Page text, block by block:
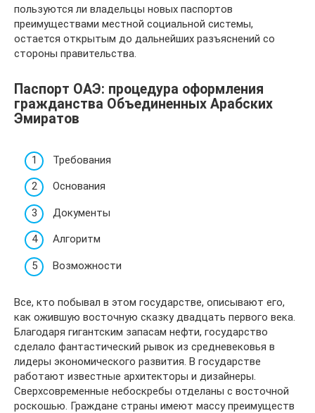
пользуются ли владельцы новых паспортов
преимуществами местной социальной системы,
остается открытым до дальнейших разъяснений со
стороны правительства.
Паспорт ОАЭ: процедура оформления
гражданства Объединенных Арабских
Эмиратов
Требования
Основания
Документы
Алгоритм
Возможности
Все, кто побывал в этом государстве, описывают его,
как ожившую восточную сказку двадцать первого века.
Благодаря гигантским запасам нефти, государство
сделало фантастический рывок из средневековья в
лидеры экономического развития. В государстве
работают известные архитекторы и дизайнеры.
Сверхсовременные небоскребы отделаны с восточной
роскошью. Граждане страны имеют массу преимуществ